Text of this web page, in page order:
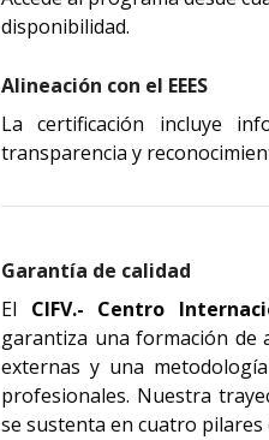
disponibilidad.
Alineación con el EEES
La certificación incluye
transparencia y
Garantía de calidad
El
garantiza una formación de
externas y una
profesionales. Nuestra
se sustenta en cuatro